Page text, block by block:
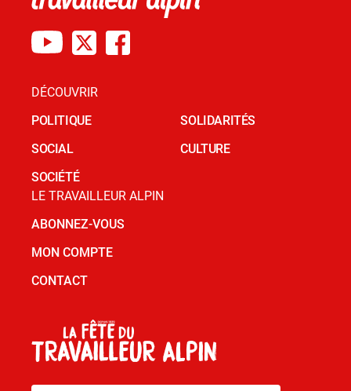
DÉCOUVRIR
POLITIQUE
SOCIAL
SOCIÉTÉ
SOLIDARITÉS
CULTURE
LE TRAVAILLEUR ALPIN
ABONNEZ-VOUS
MON COMPTE
CONTACT